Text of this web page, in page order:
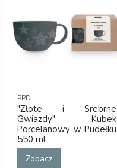
PPD
"Złote i Srebrne
Gwiazdy" Kubek
Porcelanowy w Pudełku
550 ml
Zobacz